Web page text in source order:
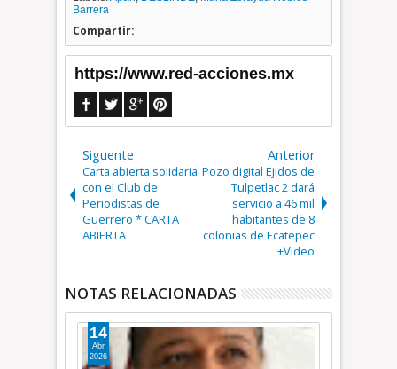
Barrera
Compartir:
https://www.red-acciones.mx
Siguente
Carta abierta solidaria
con el Club de
Periodistas de
Guerrero * CARTA
ABIERTA
Anterior
Pozo digital Ejidos de
Tulpetlac 2 dará
servicio a 46 mil
habitantes de 8
colonias de Ecatepec
+Video
NOTAS RELACIONADAS
14
Abr
2026